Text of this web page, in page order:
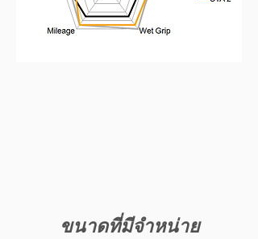
ขนาดที่มีจำหน่าย